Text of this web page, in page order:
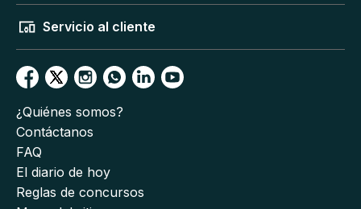
Servicio al cliente
¿Quiénes somos?
Contáctanos
FAQ
El diario de hoy
Reglas de concursos